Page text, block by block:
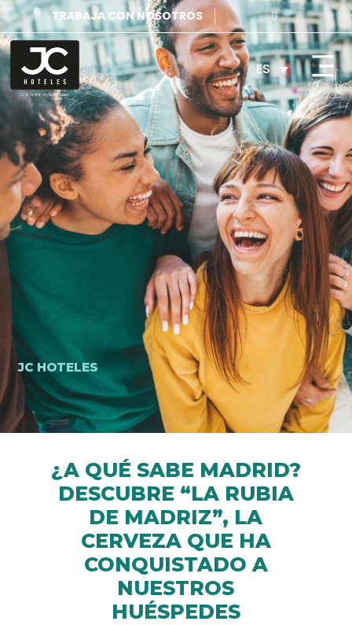
TRABAJA CON NOSOTROS
ES
JC HOTELES
¿A QUÉ SABE MADRID?
DESCUBRE “LA RUBIA
DE MADRIZ”, LA
CERVEZA QUE HA
CONQUISTADO A
NUESTROS
HUÉSPEDES